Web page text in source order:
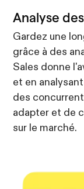
Analyse
Gardez une
grâce à des
Sales donne
et en
des
adapter et de
sur le marché.